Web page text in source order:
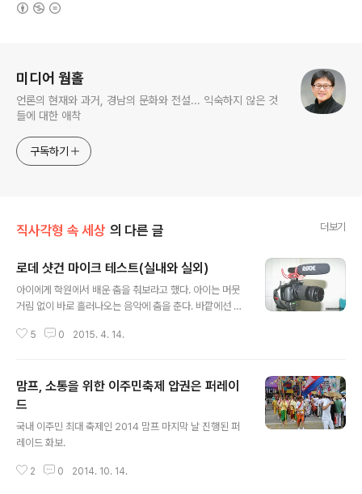
미디어 웜홀
언론의 현재와 과거, 경남의 문화와 전설... 익숙하지 않은 것
들에 대한 애착
구독하기
직사각형 속 세상 의 다른 글 더보기
로데 샷건 마이크 테스트(실내와 실외)
아이에게 학원에서 배운 춤을 춰보라고 했다. 아이는 머뭇
거림 없이 바로 흘러나오는 음악에 춤을 춘다. 바깥에선 온
않다. 학원에선 또 그렇게 부끄러움이 없는 모양이다. 춤에
는 모습을 동영상으로 담기도 하려니와 새로 산 로데 샷건
마이크를 테스트했다. 실내 테스트는 어느 정도 만족스럽
다. 아래쪽에서 음악을 켰는데 원음 가까이 마이크에 수음
되는 것 같다. 귀농귀촌도시농업박람회 때 열린 전원주택
커의 성능이 좋지 않아 음질이 깨끗하게 나오지 않았다. 뭐
5 0 2015. 4. 14.
맘프, 소통을 위한 이주민축제 압권은 퍼레이
드
국내 이주민 최대 축제인 2014 맘프 마지막 날 진행된 퍼
레이드 화보.
2 0 2014. 10. 14.